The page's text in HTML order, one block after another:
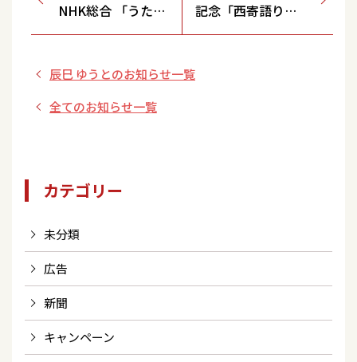
NHK総合 「うたコ
ン」
記念「西寄語り
2026」全国ツアー
先行受付中！
辰巳 ゆうとのお知らせ一覧
全てのお知らせ一覧
カテゴリー
未分類
広告
新聞
キャンペーン